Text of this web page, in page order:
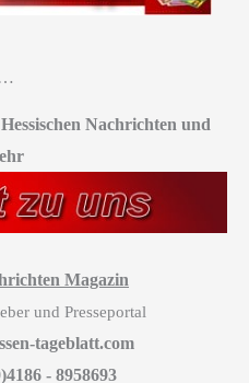
…
Nachrichten und
Magazin
und Presseportal
tageblatt.com
- 8958693